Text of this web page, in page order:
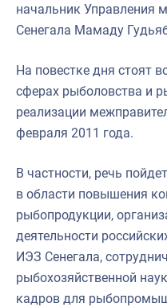
начальник Управления
Сенегала Мамаду
На повестке дня стоят
сферах рыболовства и
реализации
февраля 2011 года.
В частности, речь
в области повышения
рыбопродукции,
деятельности
ИЭЗ Сенегала,
рыбохозяйственной
кадров для